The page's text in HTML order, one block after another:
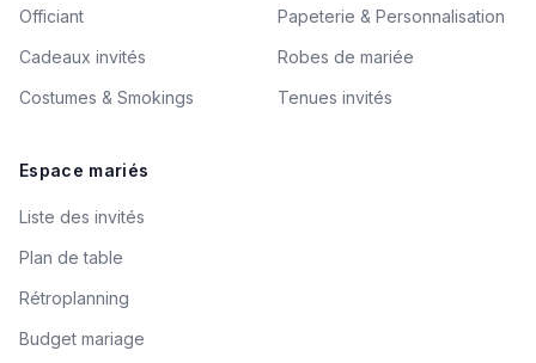
Officiant
Papeterie & Personnalisation
Cadeaux invités
Robes de mariée
Costumes & Smokings
Tenues invités
Espace mariés
Liste des invités
Plan de table
Rétroplanning
Budget mariage